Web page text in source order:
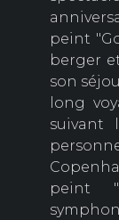
peint
berger
son
long
suivant
peint